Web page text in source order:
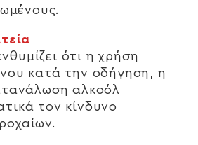
ότι η χρήση
κατά την οδήγηση, η
αλκοόλ
τον κίνδυνο